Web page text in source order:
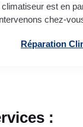
climatiseur est en
chez-
Réparation
: